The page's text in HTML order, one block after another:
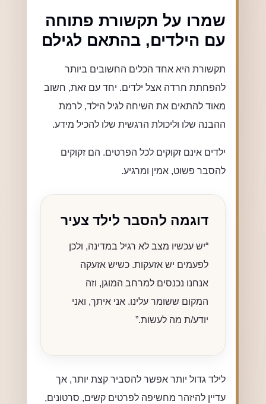
שמרו על תקשורת פתוחה
עם הילדים, בהתאם לגילם
תקשורת היא אחד הכלים החשובים ביותר
להפחתת חרדה אצל ילדים. יחד עם זאת, חשוב
מאוד להתאים את השיחה לגיל הילד, לרמת
ההבנה שלו וליכולת הרגשית שלו להכיל מידע.
ילדים אינם זקוקים לכל הפרטים. הם זקוקים
להסבר פשוט, אמין ומרגיע.
דוגמה להסבר לילד צעיר
“יש עכשיו מצב לא רגיל במדינה, ולכן
לפעמים יש אזעקות. כשיש אזעקה
אנחנו נכנסים למרחב המוגן, וזה
המקום ששומר עלינו. אני איתך, ואני
יודע/ת מה לעשות.”
לילד גדול יותר אפשר להסביר קצת יותר, אך
עדיין להיזהר מחשיפה לפרטים קשים, סרטונים,